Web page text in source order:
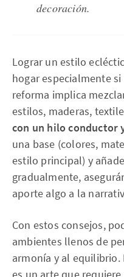
decoración.
Lograr un estilo
hogar especialmente
reforma implica
estilos, maderas,
con un hilo conductor
una base (colores,
estilo principal) y
gradualmente,
aporte algo a la
Con estos consejos,
ambientes llenos de
armonía y al equilibrio.